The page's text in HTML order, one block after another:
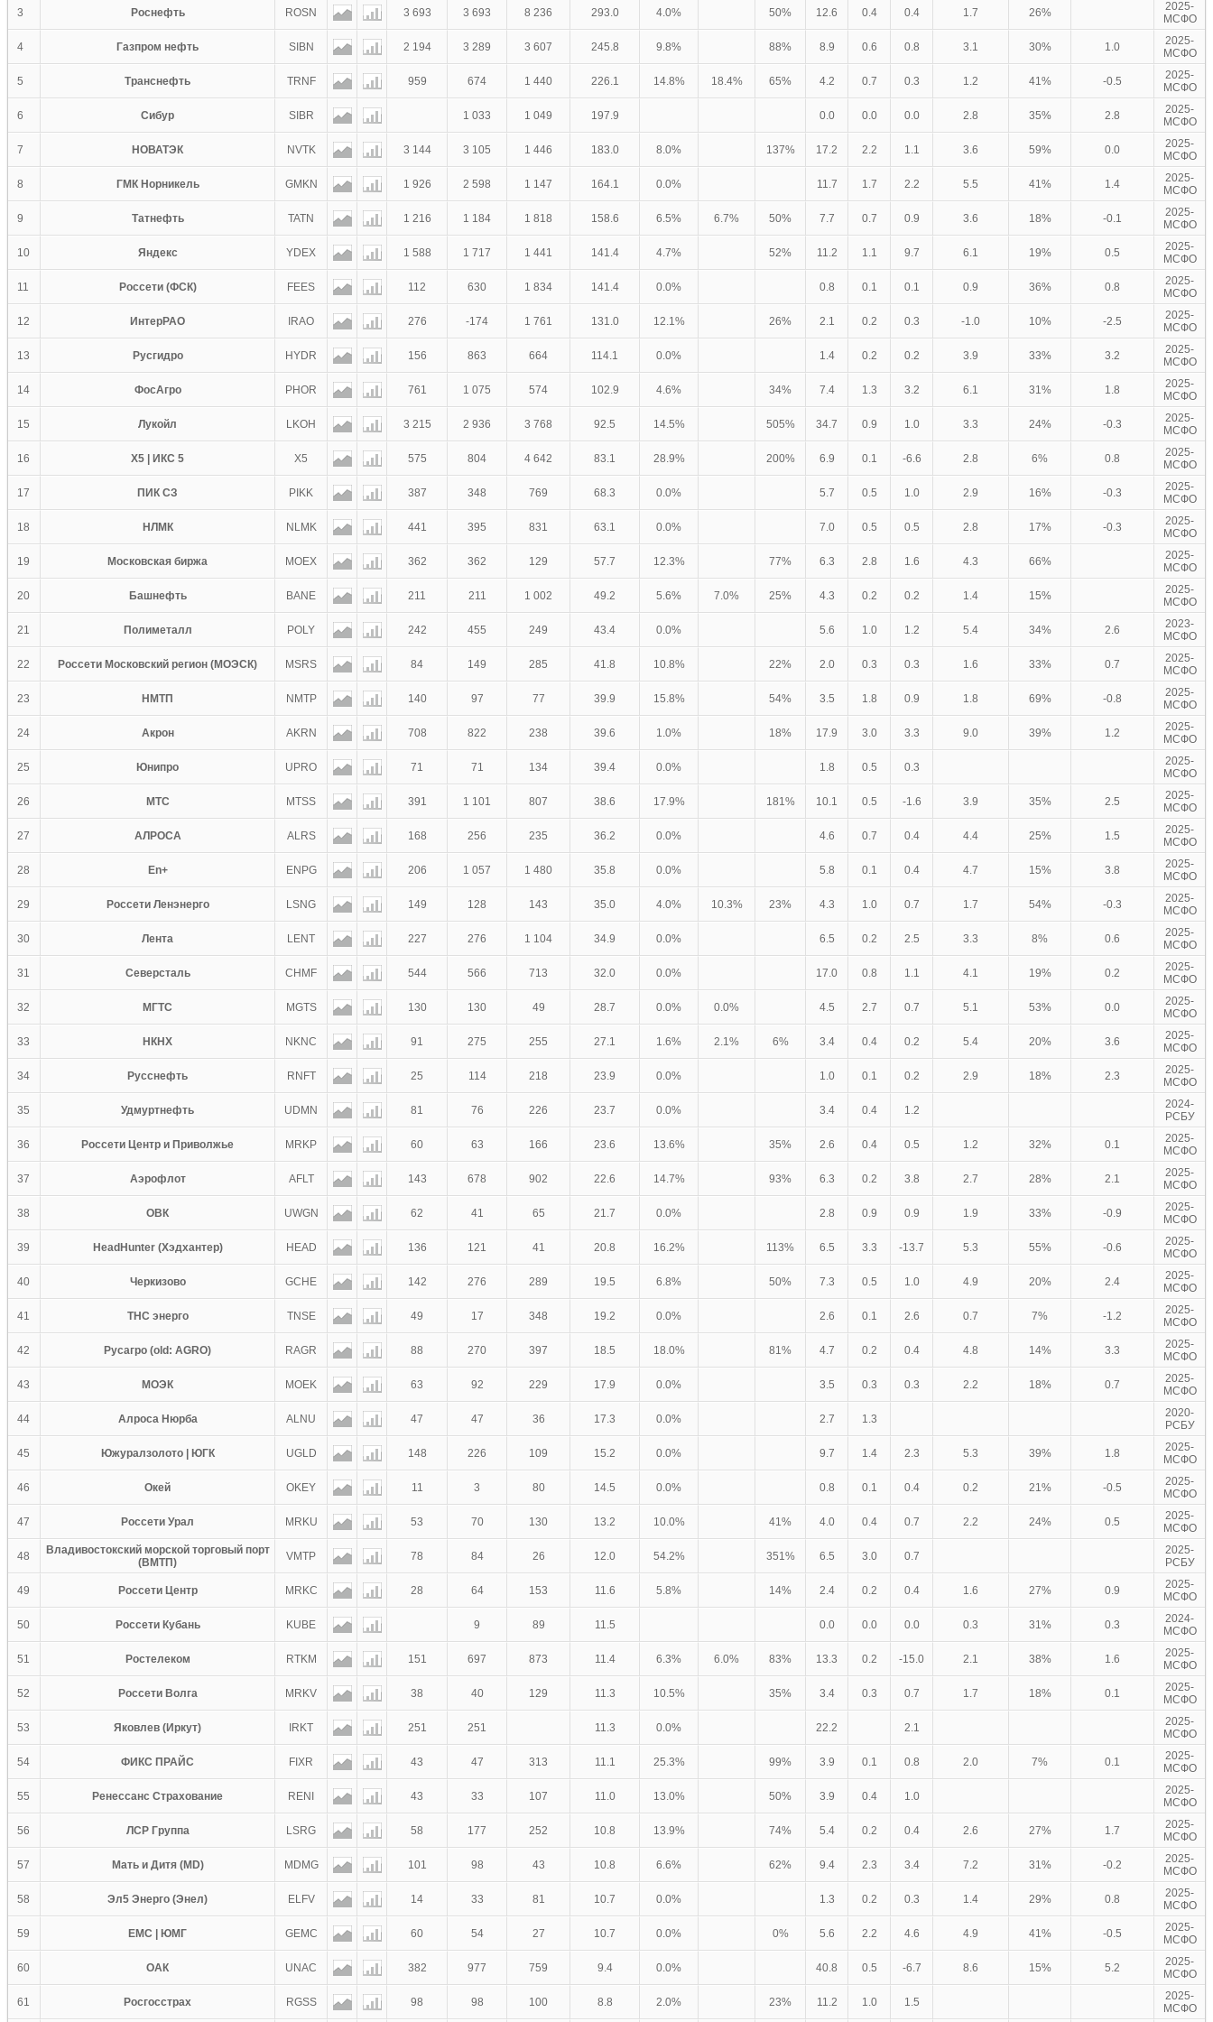
3 Роснефть ROSN 3 693 3 693 8 236 293.0 4.0% 50% 12.6 0.4 0.4 1.7 26%
2025-
МСФО
4 Газпром нефть SIBN 2 194 3 289 3 607 245.8 9.8% 88% 8.9 0.6 0.8 3.1 30% 1.0
2025-
МСФО
5 Транснефть TRNF 959 674 1 440 226.1 14.8% 18.4% 65% 4.2 0.7 0.3 1.2 41% -0.5
2025-
МСФО
6 Сибур SIBR 1 033 1 049 197.9 0.0 0.0 0.0 2.8 35% 2.8
2025-
МСФО
7 НОВАТЭК NVTK 3 144 3 105 1 446 183.0 8.0% 137% 17.2 2.2 1.1 3.6 59% 0.0
2025-
МСФО
8 ГМК Норникель GMKN 1 926 2 598 1 147 164.1 0.0% 11.7 1.7 2.2 5.5 41% 1.4
2025-
МСФО
9 Татнефть TATN 1 216 1 184 1 818 158.6 6.5% 6.7% 50% 7.7 0.7 0.9 3.6 18% -0.1
2025-
МСФО
10 Яндекс YDEX 1 588 1 717 1 441 141.4 4.7% 52% 11.2 1.1 9.7 6.1 19% 0.5
2025-
МСФО
11 Россети (ФСК) FEES 112 630 1 834 141.4 0.0% 0.8 0.1 0.1 0.9 36% 0.8
2025-
МСФО
12 ИнтерРАО IRAO 276 -174 1 761 131.0 12.1% 26% 2.1 0.2 0.3 -1.0 10% -2.5
2025-
МСФО
13 Русгидро HYDR 156 863 664 114.1 0.0% 1.4 0.2 0.2 3.9 33% 3.2
2025-
МСФО
14 ФосАгро PHOR 761 1 075 574 102.9 4.6% 34% 7.4 1.3 3.2 6.1 31% 1.8
2025-
МСФО
15 Лукойл LKOH 3 215 2 936 3 768 92.5 14.5% 505% 34.7 0.9 1.0 3.3 24% -0.3
2025-
МСФО
16 X5 | ИКС 5 X5 575 804 4 642 83.1 28.9% 200% 6.9 0.1 -6.6 2.8 6% 0.8
2025-
МСФО
17 ПИК СЗ PIKK 387 348 769 68.3 0.0% 5.7 0.5 1.0 2.9 16% -0.3
2025-
МСФО
18 НЛМК NLMK 441 395 831 63.1 0.0% 7.0 0.5 0.5 2.8 17% -0.3
2025-
МСФО
19 Московская биржа MOEX 362 362 129 57.7 12.3% 77% 6.3 2.8 1.6 4.3 66%
2025-
МСФО
20 Башнефть BANE 211 211 1 002 49.2 5.6% 7.0% 25% 4.3 0.2 0.2 1.4 15%
2025-
МСФО
21 Полиметалл POLY 242 455 249 43.4 0.0% 5.6 1.0 1.2 5.4 34% 2.6
2023-
МСФО
22 Россети Московский регион (МОЭСК) MSRS 84 149 285 41.8 10.8% 22% 2.0 0.3 0.3 1.6 33% 0.7
2025-
МСФО
23 НМТП NMTP 140 97 77 39.9 15.8% 54% 3.5 1.8 0.9 1.8 69% -0.8
2025-
МСФО
24 Акрон AKRN 708 822 238 39.6 1.0% 18% 17.9 3.0 3.3 9.0 39% 1.2
2025-
МСФО
25 Юнипро UPRO 71 71 134 39.4 0.0% 1.8 0.5 0.3
2025-
МСФО
26 МТС MTSS 391 1 101 807 38.6 17.9% 181% 10.1 0.5 -1.6 3.9 35% 2.5
2025-
МСФО
27 АЛРОСА ALRS 168 256 235 36.2 0.0% 4.6 0.7 0.4 4.4 25% 1.5
2025-
МСФО
28 En+ ENPG 206 1 057 1 480 35.8 0.0% 5.8 0.1 0.4 4.7 15% 3.8
2025-
МСФО
29 Россети Ленэнерго LSNG 149 128 143 35.0 4.0% 10.3% 23% 4.3 1.0 0.7 1.7 54% -0.3
2025-
МСФО
30 Лента LENT 227 276 1 104 34.9 0.0% 6.5 0.2 2.5 3.3 8% 0.6
2025-
МСФО
31 Северсталь CHMF 544 566 713 32.0 0.0% 17.0 0.8 1.1 4.1 19% 0.2
2025-
МСФО
32 МГТС MGTS 130 130 49 28.7 0.0% 0.0% 4.5 2.7 0.7 5.1 53% 0.0
2025-
МСФО
33 НКНХ NKNC 91 275 255 27.1 1.6% 2.1% 6% 3.4 0.4 0.2 5.4 20% 3.6
2025-
МСФО
34 Русснефть RNFT 25 114 218 23.9 0.0% 1.0 0.1 0.2 2.9 18% 2.3
2025-
МСФО
35 Удмуртнефть UDMN 81 76 226 23.7 0.0% 3.4 0.4 1.2
2024-
РСБУ
36 Россети Центр и Приволжье MRKP 60 63 166 23.6 13.6% 35% 2.6 0.4 0.5 1.2 32% 0.1
2025-
МСФО
37 Аэрофлот AFLT 143 678 902 22.6 14.7% 93% 6.3 0.2 3.8 2.7 28% 2.1
2025-
МСФО
38 ОВК UWGN 62 41 65 21.7 0.0% 2.8 0.9 0.9 1.9 33% -0.9
2025-
МСФО
39 HeadHunter (Хэдхантер) HEAD 136 121 41 20.8 16.2% 113% 6.5 3.3 -13.7 5.3 55% -0.6
2025-
МСФО
40 Черкизово GCHE 142 276 289 19.5 6.8% 50% 7.3 0.5 1.0 4.9 20% 2.4
2025-
МСФО
41 ТНС энерго TNSE 49 17 348 19.2 0.0% 2.6 0.1 2.6 0.7 7% -1.2
2025-
МСФО
42 Русагро (old: AGRO) RAGR 88 270 397 18.5 18.0% 81% 4.7 0.2 0.4 4.8 14% 3.3
2025-
МСФО
43 МОЭК MOEK 63 92 229 17.9 0.0% 3.5 0.3 0.3 2.2 18% 0.7
2025-
МСФО
44 Алроса Нюрба ALNU 47 47 36 17.3 0.0% 2.7 1.3
2020-
РСБУ
45 Южуралзолото | ЮГК UGLD 148 226 109 15.2 0.0% 9.7 1.4 2.3 5.3 39% 1.8
2025-
МСФО
46 Окей OKEY 11 3 80 14.5 0.0% 0.8 0.1 0.4 0.2 21% -0.5
2025-
МСФО
47 Россети Урал MRKU 53 70 130 13.2 10.0% 41% 4.0 0.4 0.7 2.2 24% 0.5
2025-
МСФО
48
Владивостокский морской торговый порт
(ВМТП)
VMTP 78 84 26 12.0 54.2% 351% 6.5 3.0 0.7
2025-
РСБУ
49 Россети Центр MRKC 28 64 153 11.6 5.8% 14% 2.4 0.2 0.4 1.6 27% 0.9
2025-
МСФО
50 Россети Кубань KUBE 9 89 11.5 0.0 0.0 0.0 0.3 31% 0.3
2024-
МСФО
51 Ростелеком RTKM 151 697 873 11.4 6.3% 6.0% 83% 13.3 0.2 -15.0 2.1 38% 1.6
2025-
МСФО
52 Россети Волга MRKV 38 40 129 11.3 10.5% 35% 3.4 0.3 0.7 1.7 18% 0.1
2025-
МСФО
53 Яковлев (Иркут) IRKT 251 251 11.3 0.0% 22.2 2.1
2025-
МСФО
54 ФИКС ПРАЙС FIXR 43 47 313 11.1 25.3% 99% 3.9 0.1 0.8 2.0 7% 0.1
2025-
МСФО
55 Ренессанс Страхование RENI 43 33 107 11.0 13.0% 50% 3.9 0.4 1.0
2025-
МСФО
56 ЛСР Группа LSRG 58 177 252 10.8 13.9% 74% 5.4 0.2 0.4 2.6 27% 1.7
2025-
МСФО
57 Мать и Дитя (MD) MDMG 101 98 43 10.8 6.6% 62% 9.4 2.3 3.4 7.2 31% -0.2
2025-
МСФО
58 Эл5 Энерго (Энел) ELFV 14 33 81 10.7 0.0% 1.3 0.2 0.3 1.4 29% 0.8
2025-
МСФО
59 ЕМС | ЮМГ GEMC 60 54 27 10.7 0.0% 0% 5.6 2.2 4.6 4.9 41% -0.5
2025-
МСФО
60 ОАК UNAC 382 977 759 9.4 0.0% 40.8 0.5 -6.7 8.6 15% 5.2
2025-
МСФО
61 Росгосстрах RGSS 98 98 100 8.8 2.0% 23% 11.2 1.0 1.5
2025-
МСФО